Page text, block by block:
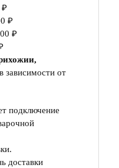
₽
₽
₽
зависимости от
подключение
доставки